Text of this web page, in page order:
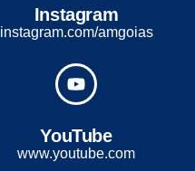
Instagram
instagram.com/amgoias
YouTube
www.youtube.com